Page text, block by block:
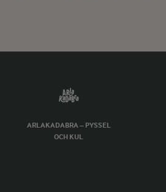
ARLAKADABRA – PYSSEL
OCH KUL